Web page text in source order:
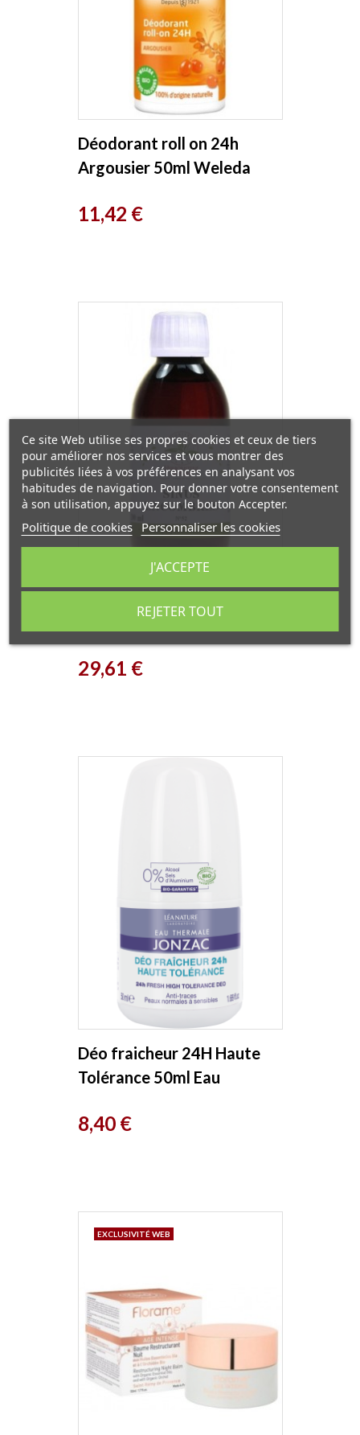
Déodorant roll on 24h
Argousier 50ml Weleda
Prix
11,42 €
Phyto-concentré Sinus
Encombrés 200 ml
Herboristerie de Paris
Prix
29,61 €
Déo fraicheur 24H Haute
Tolérance 50ml Eau
Prix
8,40 €
EXCLUSIVITÉ WEB
Ce site Web utilise ses propres cookies et ceux de tiers
pour améliorer nos services et vous montrer des
publicités liées à vos préférences en analysant vos
habitudes de navigation. Pour donner votre consentement
à son utilisation, appuyez sur le bouton Accepter.
Politique de cookies Personnaliser les cookies
REJETER TOUT
J'ACCEPTE